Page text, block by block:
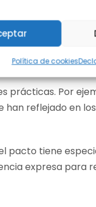
Política de cookies
es su valor
tanto para
ser privado, solo
haya sido
prácticas. Por
han reflejado en
pacto tiene
expresa para